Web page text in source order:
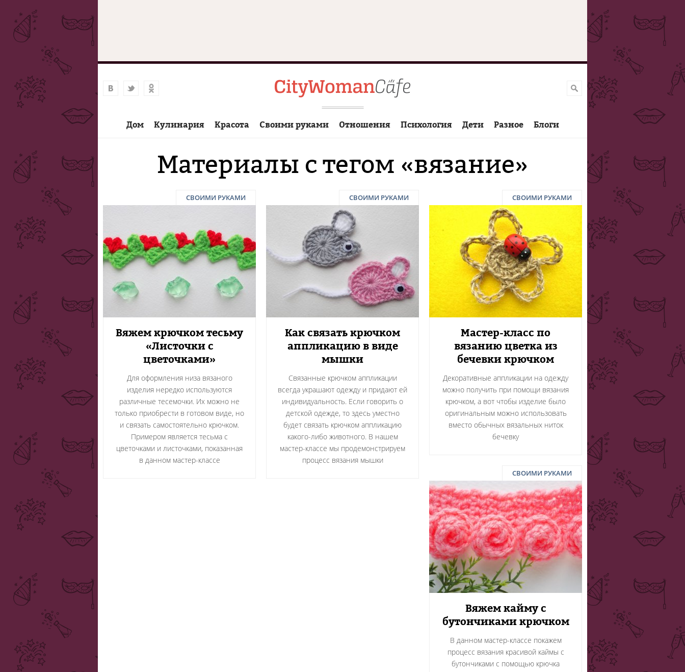
Дом Кулинария Красота Своими руками Отношения Психология Дети Разное Блоги
Материалы с тегом «вязание»
СВОИМИ РУКАМИ
Вяжем крючком тесьму
«Листочки с
цветочками»
Для оформления низа вязаного
изделия нередко используются
различные тесемочки. Их можно не
только приобрести в готовом виде, но
и связать самостоятельно крючком.
Примером является тесьма с
цветочками и листочками, показанная
в данном мастер-классе
СВОИМИ РУКАМИ
Как связать крючком
аппликацию в виде
мышки
Связанные крючком аппликации
всегда украшают одежду и придают ей
индивидуальность. Если говорить о
детской одежде, то здесь уместно
будет связать крючком аппликацию
какого-либо животного. В нашем
мастер-классе мы продемонстрируем
процесс вязания мышки
СВОИМИ РУКАМИ
Мастер-класс по
вязанию цветка из
бечевки крючком
Декоративные аппликации на одежду
можно получить при помощи вязания
крючком, а вот чтобы изделие было
оригинальным можно использовать
вместо обычных вязальных ниток
бечевку
СВОИМИ РУКАМИ
Вяжем кайму с
бутончиками крючком
В данном мастер-классе покажем
процесс вязания красивой каймы с
бутончиками с помощью крючка
Страницы